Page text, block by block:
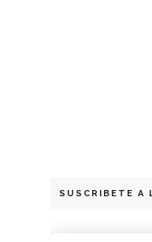
SUSCRIBETE A